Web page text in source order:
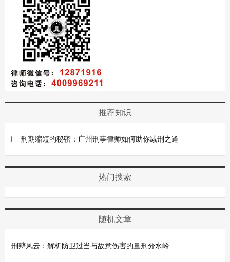
间的关系。贪污贿赂犯罪，顾名思义，
是指国家工作人员利用职务之便，非法
占有、挪用、私分公共财物或者索取、
收受他人贿赂的行为。而洗...
推荐知识
1 刑期缩短的秘密：广州刑事律师如何助你减刑之道
热门搜索
随机文章
刑辩风云：解析防卫过当与故意伤害的量刑分水岭